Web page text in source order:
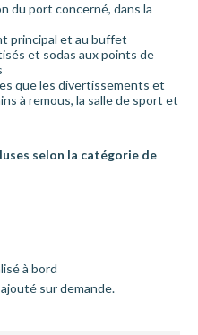
du port concerné, dans la
principal et au buffet
et sodas aux points de
que les divertissements et
à remous, la salle de sport et
selon la catégorie de
à bord
sur demande.